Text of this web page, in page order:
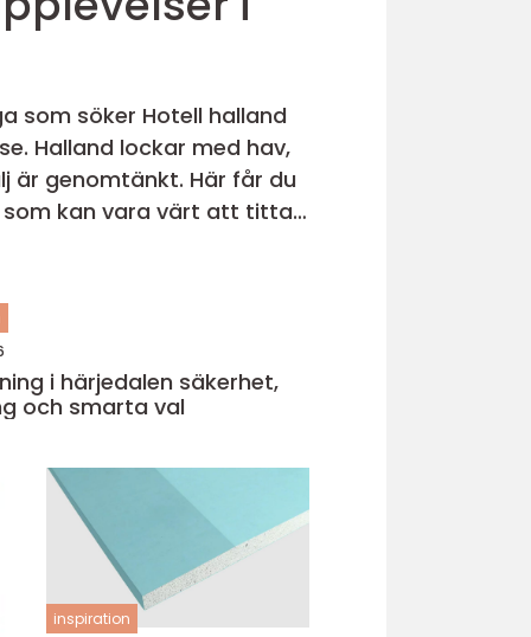
som söker Hotell halland
Halland lockar med hav,
är genomtänkt. Här får du
i härjedalen säkerhet,
och smarta val
inspiration